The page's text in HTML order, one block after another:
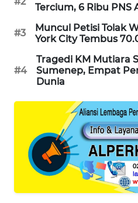
Tercium, 6 Ribu PNS
#3
Muncul Petisi Tolak
York City Tembus
#4
Tragedi KM Mutiara
Sumenep, Empat
Dunia
WAHANA
Network
KONSUMEN
MASYARAKAT
KELISTRIKAN
WALINKI